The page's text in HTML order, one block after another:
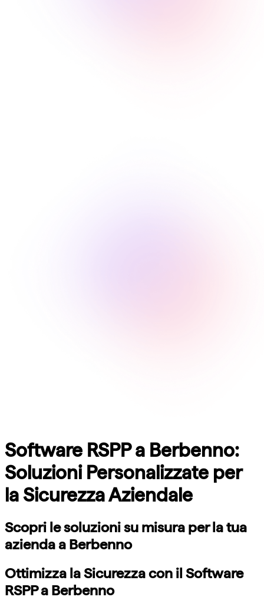
Software RSPP a Berbenno:
Soluzioni Personalizzate per
la Sicurezza Aziendale
Scopri le soluzioni su misura per la tua
azienda a Berbenno
Ottimizza la Sicurezza con il Software
RSPP a Berbenno